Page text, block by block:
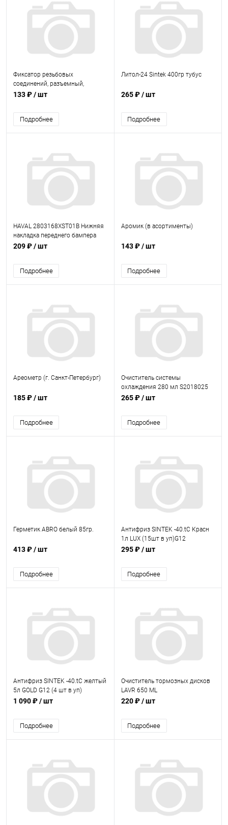
Фиксатор резьбовых
соединений, разъемный,
средней фиксации, 6 мл. СИНИЙ
133 ₽/ шт
Подробнее
Литол-24 Sintek 400гр тубус
265 ₽/ шт
Подробнее
HAVAL 2803168XST01B Нижняя
накладка переднего бампера
209 ₽/ шт
Подробнее
Аромик (в асортименты)
143 ₽/ шт
Подробнее
Ареометр (г. Санкт-Петербург)
185 ₽/ шт
Подробнее
Очиститель системы
охлаждения 280 мл S2018025
265 ₽/ шт
Подробнее
Герметик ABRO белый 85гр.
413 ₽/ шт
Подробнее
Антифриз SINTEK -40.tC Красн
1л LUX (15шт в уп)G12
295 ₽/ шт
Подробнее
Антифриз SINTEK -40.tC желтый
5л GOLD G12 (4 шт в уп)
1 090 ₽/ шт
Подробнее
Очиститель тормозных дисков
LAVR 650 ML
220 ₽/ шт
Подробнее